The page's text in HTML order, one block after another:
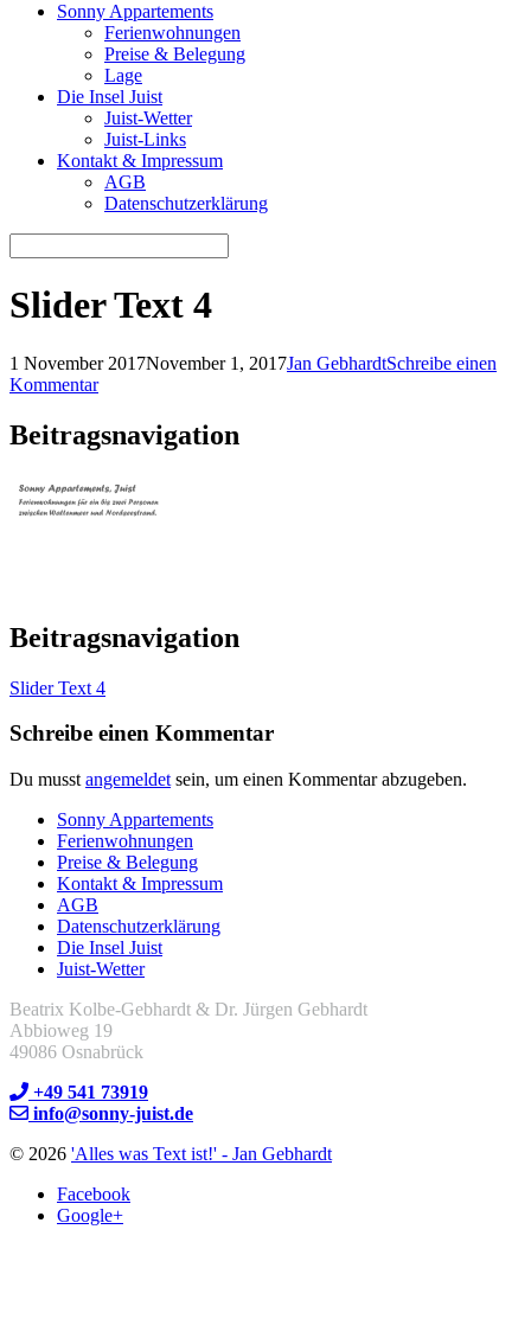
Sonny Appartements
Ferienwohnungen
Preise & Belegung
Lage
Die Insel Juist
Juist-Wetter
Juist-Links
Kontakt & Impressum
AGB
Datenschutzerklärung
Slider Text 4
1 November 2017November 1, 2017Jan GebhardtSchreibe einen
Kommentar
Beitragsnavigation
Beitragsnavigation
Slider Text 4
Schreibe einen Kommentar
Du musst angemeldet sein, um einen Kommentar abzugeben.
Sonny Appartements
Ferienwohnungen
Preise & Belegung
Kontakt & Impressum
AGB
Datenschutzerklärung
Die Insel Juist
Juist-Wetter
Beatrix Kolbe-Gebhardt & Dr. Jürgen Gebhardt
Abbioweg 19
49086 Osnabrück
+49 541 73919
info@sonny-juist.de
© 2026 'Alles was Text ist!' - Jan Gebhardt
Facebook
Google+